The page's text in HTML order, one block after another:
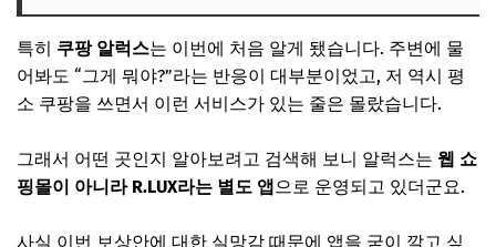
특히 쿠팡 알럭스는 이번에 처음 알게 됐습니다. 주변에 물
어봐도 “그게 뭐야?”라는 반응이 대부분이었고, 저 역시 평
소 쿠팡을 쓰면서 이런 서비스가 있는 줄은 몰랐습니다.
그래서 어떤 곳인지 알아보려고 검색해 보니 알럭스는 웹 쇼
핑몰이 아니라 R.LUX라는 별도 앱으로 운영되고 있더군요.
사실 이번 보상안에 대한 실망감 때문에 앱을 굳이 깔고 싶